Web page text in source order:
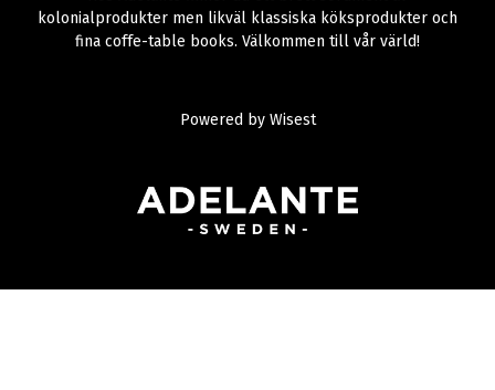
kolonialprodukter men likväl klassiska köksprodukter och
fina coffe-table books. Välkommen till vår värld!
Powered by Wisest